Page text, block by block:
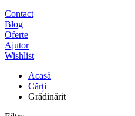
Contact
Blog
Oferte
Ajutor
Wishlist
Acasă
Cărți
Grădinărit